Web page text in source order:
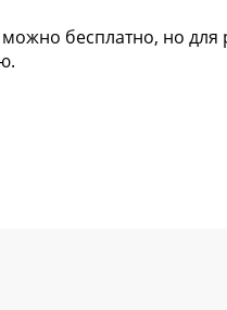
бесплатно, но для